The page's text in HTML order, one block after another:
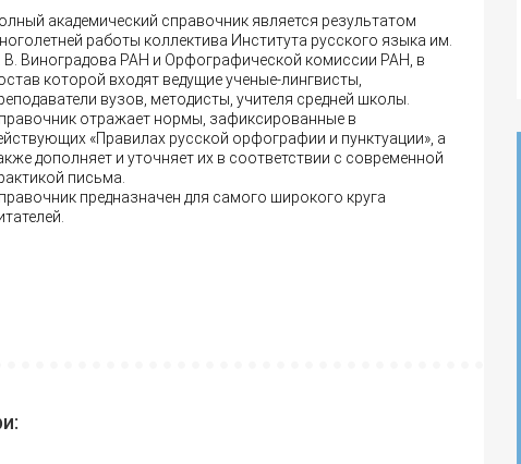
академический справочник является результатом
работы коллектива Института русского языка им.
В. Виноградова РАН и Орфографической комиссии РАН, в
которой входят ведущие ученые-лингвисты,
вузов, методисты, учителя средней школы.
отражает нормы, зафиксированные в
«Правилах русской орфографии и пунктуации», а
дополняет и уточняет их в соответствии с современной
письма.
предназначен для самого широкого круга